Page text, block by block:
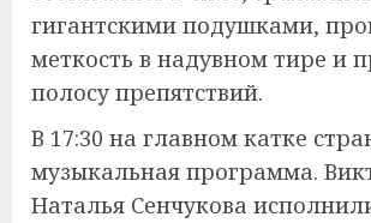
гигантскими подушками,
меткость в надувном тире и
полосу препятствий.
В 17:30 на главном катке
музыкальная программа.
Наталья Сенчукова